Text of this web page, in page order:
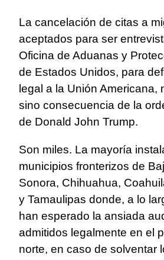
La cancelación de citas a
aceptados para ser
Oficina de Aduanas y
de Estados Unidos, para
legal a la Unión Americana,
sino consecuencia de la
de Donald John Trump.
Son miles. La mayoría
municipios fronterizos de
Sonora, Chihuahua,
y Tamaulipas donde, a lo
han esperado la ansiada
admitidos legalmente en el
norte, en caso de solventar